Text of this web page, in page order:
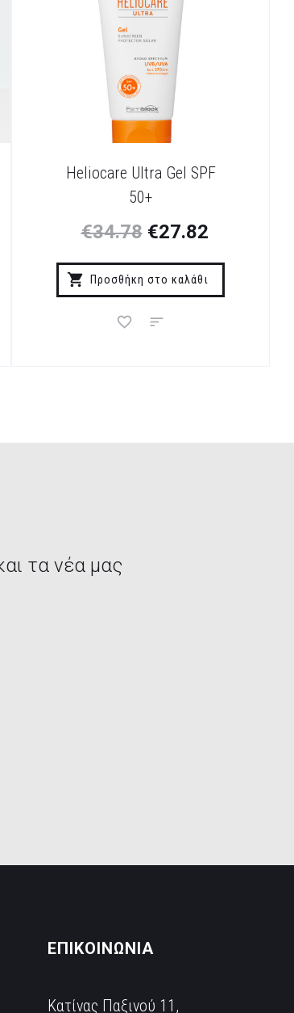
Heliocare Ultra Gel SPF
50+
€34.78 €27.82
Προσθήκη στο καλάθι
τα νέα μας
ΕΠΙΚΟΙΝΩΝΙΑ
Κατίνας Παξινού 11,